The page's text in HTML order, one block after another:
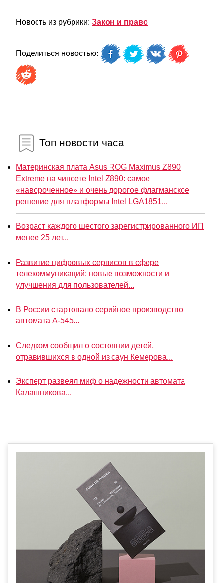
Новость из рубрики: Закон и право
Поделиться новостью:
Топ новости часа
Материнская плата Asus ROG Maximus Z890
Extreme на чипсете Intel Z890: самое
«навороченное» и очень дорогое флагманское
решение для платформы Intel LGA1851...
Возраст каждого шестого зарегистрированного ИП
менее 25 лет...
Развитие цифровых сервисов в сфере
телекоммуникаций: новые возможности и
улучшения для пользователей...
В России стартовало серийное производство
автомата А-545...
Следком сообщил о состоянии детей,
отравившихся в одной из саун Кемерова...
Эксперт развеял миф о надежности автомата
Калашникова...